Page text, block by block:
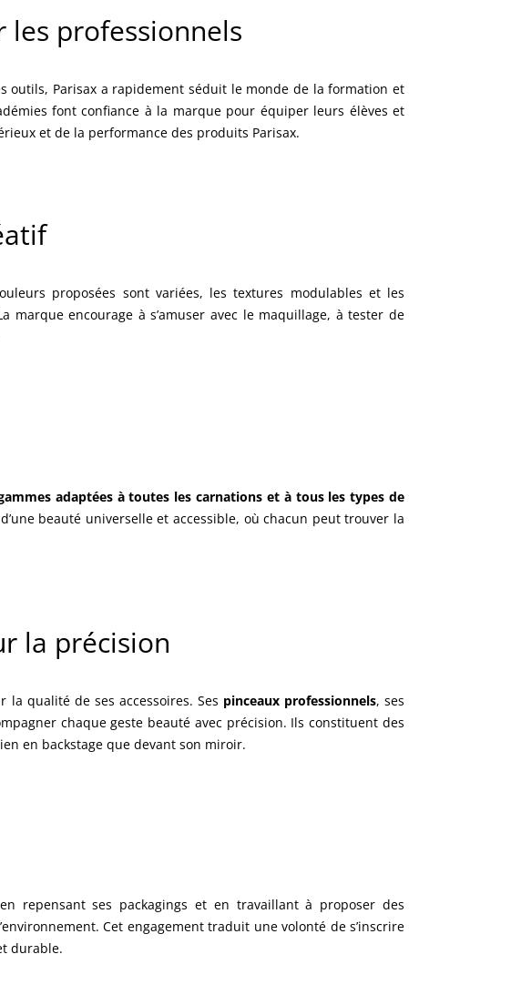
les professionnels
outils, Parisax a rapidement séduit le monde de la formation et
font confiance à la marque pour équiper leurs élèves et
et de la performance des produits Parisax.
proposées sont variées, les textures modulables et les
marque encourage à s’amuser avec le maquillage, à tester de
adaptées à toutes les carnations et à tous les types de
beauté universelle et accessible, où chacun peut trouver la
la précision
la qualité de ses accessoires. Ses pinceaux professionnels, ses
chaque geste beauté avec précision. Ils constituent des
en backstage que devant son miroir.
repensant ses packagings et en travaillant à proposer des
Cet engagement traduit une volonté de s’inscrire
durable.